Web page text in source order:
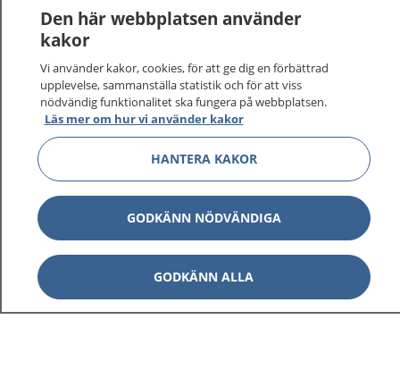
1177 på flera språk
Om 1177 Visa
Kontakt Visa
Behandling av personuppgifter
Hantering av kakor
Den här webbplatsen använder
kakor
Vi använder kakor, cookies, för att ge dig en förbättrad
upplevelse, sammanställa statistik och för att viss
nödvändig funktionalitet ska fungera på webbplatsen.
Läs mer om hur vi använder kakor
HANTERA KAKOR
GODKÄNN NÖDVÄNDIGA
GODKÄNN ALLA